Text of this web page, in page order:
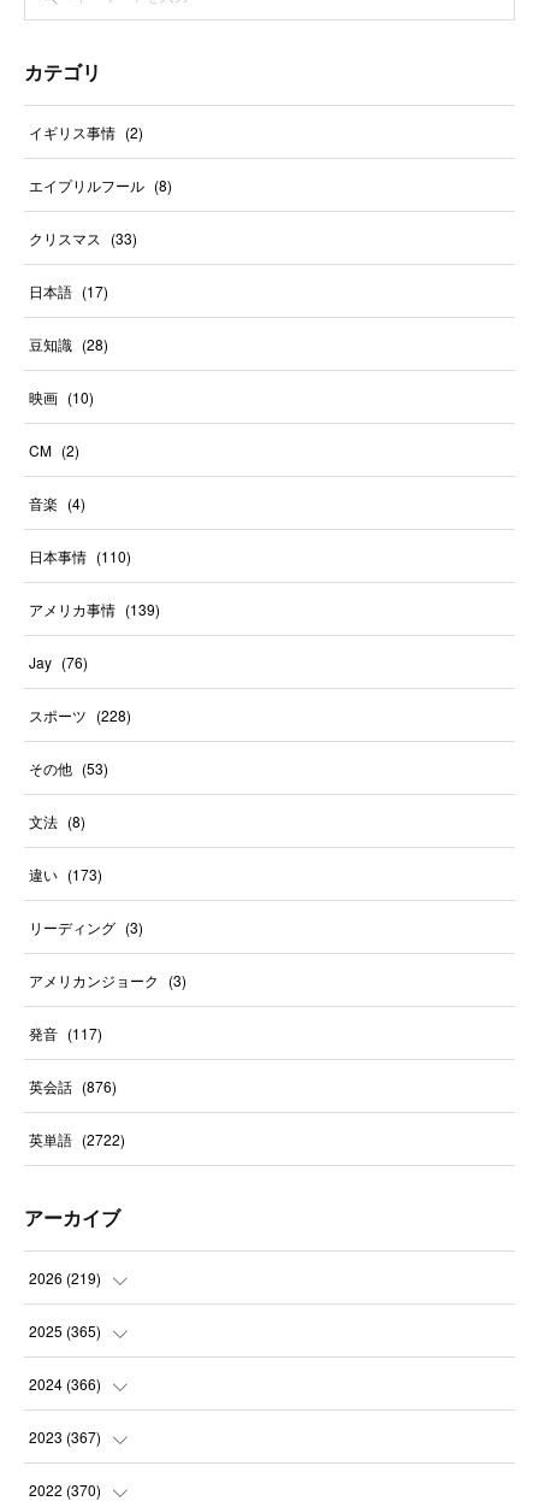
カテゴリ
イギリス事情 (2)
エイプリルフール (8)
クリスマス (33)
日本語 (17)
豆知識 (28)
映画 (10)
CM (2)
音楽 (4)
日本事情 (110)
アメリカ事情 (139)
Jay (76)
スポーツ (228)
その他 (53)
文法 (8)
違い (173)
リーディング (3)
アメリカンジョーク (3)
発音 (117)
英会話 (876)
英単語 (2722)
アーカイブ
2026 (219)
(8)
(31
(30
(31
2025 (365)
(31
(30
(31
2024 (366)
(32
(30
2023 (367)
(31
2022 (370)